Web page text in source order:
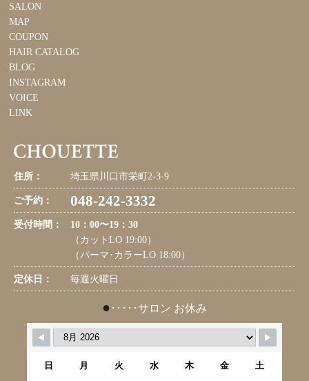
SALON
MAP
COUPON
HAIR CATALOG
BLOG
INSTAGRAM
VOICE
LINK
住所： 埼玉県川口市栄町2-3-9
ご予約： 048-242-3332
受付時間：
10：00〜19：30
（カットLO 19:00）
（パーマ･カラーLO 18:00）
定休日： 毎週火曜日
● ･････サロン お休み
日 月 火 水 木 金 土